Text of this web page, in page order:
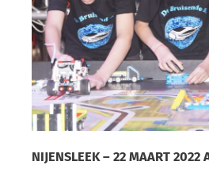
NIJENSLEEK – 22 MAART